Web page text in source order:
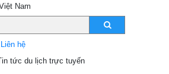
Liên hệ